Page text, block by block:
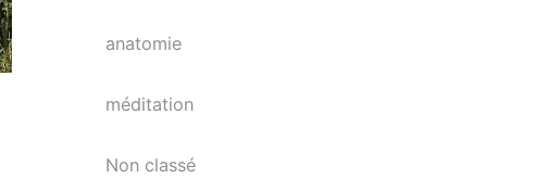
anatomie
méditation
Non classé